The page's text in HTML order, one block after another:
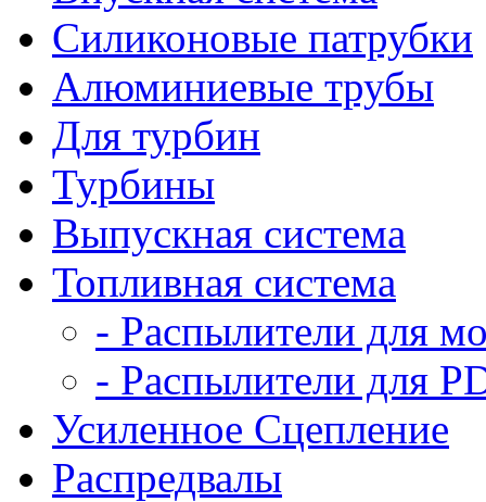
Силиконовые патрубки
Алюминиевые трубы
Для турбин
Турбины
Выпускная система
Топливная система
- Распылители для
- Распылители для
Усиленное Сцепление
Распредвалы